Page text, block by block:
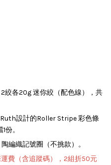
絞各20g 迷你絞（配色線），共
設計的Roller Stripe 彩色條
份。
陶編織記號圈（不挑款）。
費（含追蹤碼），2組折50元